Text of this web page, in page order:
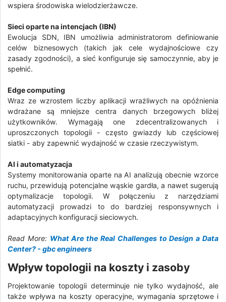
wspiera środowiska wielodzierżawcze.
Sieci oparte na intencjach (IBN)
Ewolucja SDN, IBN umożliwia administratorom definiowanie
celów biznesowych (takich jak cele wydajnościowe czy
zasady zgodności), a sieć konfiguruje się samoczynnie, aby je
spełnić.
Edge computing
Wraz ze wzrostem liczby aplikacji wrażliwych na opóźnienia
wdrażane są mniejsze centra danych brzegowych bliżej
użytkowników. Wymagają one zdecentralizowanych i
uproszczonych topologii - często gwiazdy lub częściowej
siatki - aby zapewnić wydajność w czasie rzeczywistym.
AI i automatyzacja
Systemy monitorowania oparte na AI analizują obecnie wzorce
ruchu, przewidują potencjalne wąskie gardła, a nawet sugerują
optymalizacje topologii. W połączeniu z narzędziami
automatyzacji prowadzi to do bardziej responsywnych i
adaptacyjnych konfiguracji sieciowych.
Read More: What Are the Real Challenges to Design a Data
Center? - gbc engineers
Wpływ topologii na koszty i zasoby
Projektowanie topologii determinuje nie tylko wydajność, ale
także wpływa na koszty operacyjne, wymagania sprzętowe i